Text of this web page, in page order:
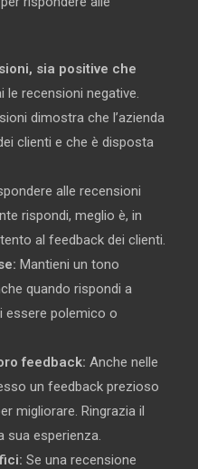
sia positive che
le recensioni negative.
dimostra che l’azienda
clienti e che è disposta
alle recensioni
rispondi, meglio è, in
al feedback dei clienti.
Mantieni un tono
quando rispondi a
essere polemico o
feedback: Anche nelle
un feedback prezioso
migliorare. Ringrazia il
sua esperienza.
Se una recensione